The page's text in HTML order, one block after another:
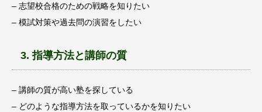
– 志望校合格のための戦略を知りたい
– 模試対策や過去問の演習をしたい
3. 指導方法と講師の質
– 講師の質が高い塾を探している
– どのような指導方法を取っているかを知りたい